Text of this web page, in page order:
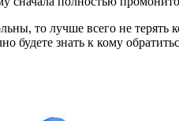
то лучше всего не
будете знать к кому